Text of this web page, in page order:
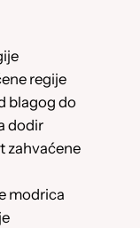
regije
blagog do
dodir
zahvaćene
modrica